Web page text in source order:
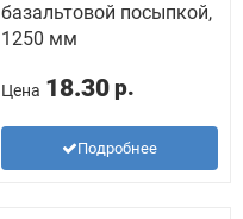
базальтовой посыпкой,
1250 мм
Цена 18.30 р.
Подробнее